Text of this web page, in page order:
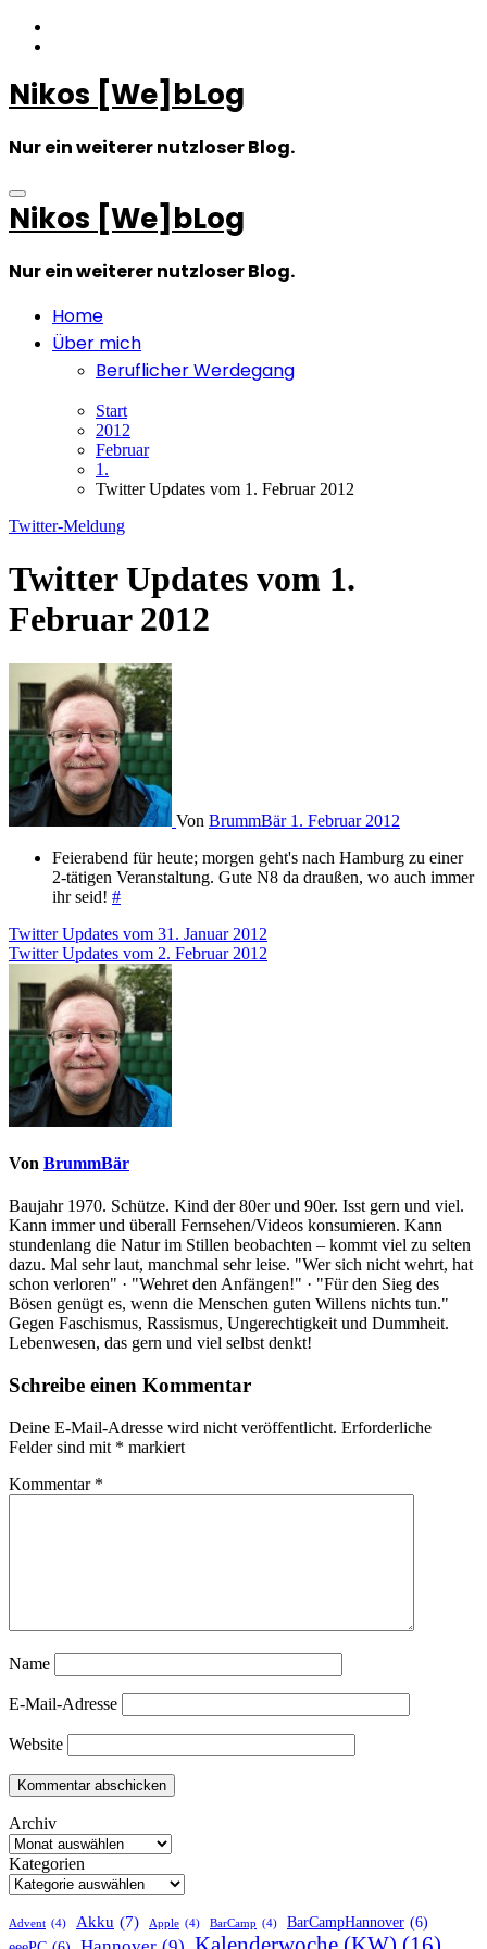
Zum
Inhalt
Nikos [We]bLog
Nur ein weiterer nutzloser Blog.
Nikos [We]bLog
Nur ein weiterer nutzloser Blog.
Home
Über mich
Beruflicher Werdegang
Start
2012
Februar
1.
Twitter Updates vom 1. Februar 2012
Twitter-Meldung
Twitter Updates vom 1.
Februar 2012
Von BrummBär 1. Februar 2012
Feierabend für heute; morgen geht's nach Hamburg zu einer
2-tätigen Veranstaltung. Gute N8 da draußen, wo auch immer
ihr seid! #
Beitragsnavigation
Twitter Updates vom 31. Januar 2012
Twitter Updates vom 2. Februar 2012
Von BrummBär
Baujahr 1970. Schütze. Kind der 80er und 90er. Isst gern und viel.
Kann immer und überall Fernsehen/Videos konsumieren. Kann
stundenlang die Natur im Stillen beobachten – kommt viel zu selten
dazu. Mal sehr laut, manchmal sehr leise. "Wer sich nicht wehrt, hat
schon verloren" · "Wehret den Anfängen!" · "Für den Sieg des
Bösen genügt es, wenn die Menschen guten Willens nichts tun."
Gegen Faschismus, Rassismus, Ungerechtigkeit und Dummheit.
Lebenwesen, das gern und viel selbst denkt!
Schreibe einen Kommentar
Deine E-Mail-Adresse wird nicht veröffentlicht. Erforderliche
Felder sind mit * markiert
Kommentar *
Name
E-Mail-Adresse
Website
Archiv
Kategorien
Advent (4) Akku (7) Apple (4) BarCamp (4) BarCampHannover (6)